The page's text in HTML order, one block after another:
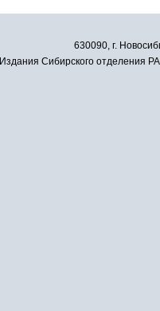
630090, г.
Издания Сибирского отделения